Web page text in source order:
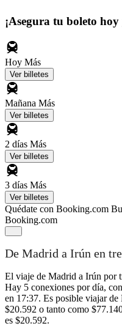
¡Asegura tu boleto
Hoy Más
Ver billetes
Mañana Más
Ver billetes
2 días Más
Ver billetes
3 días Más
Ver billetes
Quédate con Booking.com
Booking.com
De Madrid a Irún en
El viaje de Madrid a Irún por
Hay 5 conexiones por día,
en 17:37. Es posible viajar
$20.592 o tanto como
es $20.592.